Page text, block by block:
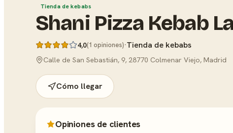
Tienda de kebabs
Shani Pizza Kebab
4,0(1 opiniones)·Tienda de kebabs
Calle de San Sebastián, 9, 28770 Colmenar Viejo, Madrid
Cómo llegar
Opiniones de clientes